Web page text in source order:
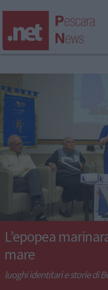
L’epopea
mare
luoghi identitari e storie di